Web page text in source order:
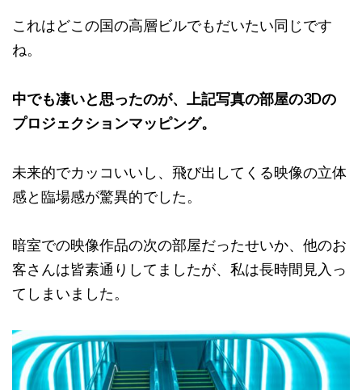
これはどこの国の高層ビルでもだいたい同じです
ね。
中でも凄いと思ったのが、上記写真の部屋の3Dの
プロジェクションマッピング。
未来的でカッコいいし、飛び出してくる映像の立体
感と臨場感が驚異的でした。
暗室での映像作品の次の部屋だったせいか、他のお
客さんは皆素通りしてましたが、私は長時間見入っ
てしまいました。